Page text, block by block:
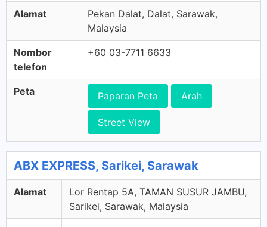
Alamat
Pekan Dalat, Dalat, Sarawak,
Malaysia
Nombor
telefon
+60 03-7711 6633
Peta Paparan Peta Arah
Street View
ABX EXPRESS, Sarikei, Sarawak
Alamat
Lor Rentap 5A, TAMAN SUSUR JAMBU,
Sarikei, Sarawak, Malaysia